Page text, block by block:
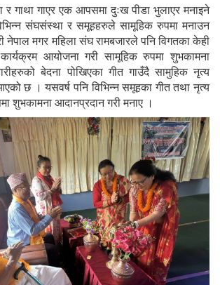
र गाथा गाएर एक आपसमा दुःख पीडा भुलाएर मनाइने
संघसंस्था र समूहहरुले सामूहिक रुपमा मनाउन
मगर महिला संघ रामबजारले पनि विगतका केही
आयोजना गरी सामूहिक रुपमा शुभकामना
बेदना पोखिएका गीत गाउँदै सामुहिक नृत्य
छ । यसवर्ष पनि विभिन्न समूहका गीत तथा नृत्य
शुभकामना आदानप्रदान गरी मनाए ।